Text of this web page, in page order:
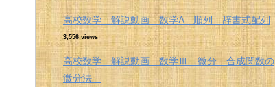
高校数学 解説動画 数学A 順列 辞書式配列
3,556 views
高校数学 解説動画 数学Ⅲ 微分 合成関数の
微分法